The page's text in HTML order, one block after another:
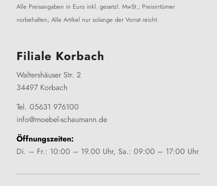
Alle Preisangaben in Euro inkl. gesetzl. MwSt.; Preisirrtümer
vorbehalten; Alle Artikel nur solange der Vorrat reicht.
Filiale Korbach
Waltershäuser Str. 2
34497 Korbach
Tel. 05631 976100
info@moebel-schaumann.de
Öffnungszeiten:
Di. – Fr.: 10:00 – 19.00 Uhr, Sa.: 09:00 – 17:00 Uhr